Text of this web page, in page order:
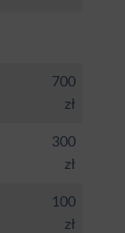
700
zł
300
zł
100
zł